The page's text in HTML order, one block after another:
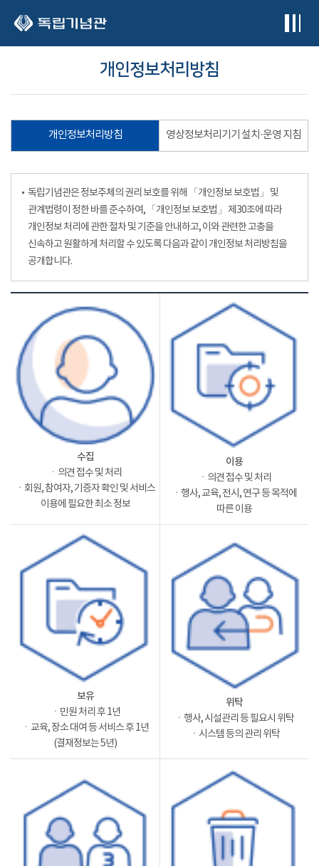
개인정보처리방침
개인정보처리방침 영상정보처리기기 설치·운영 지침
독립기념관은 정보주체의 권리 보호를 위해 「개인정보 보호법」 및
관계법령이 정한 바를 준수하여, 「개인정보 보호법」 제30조에 따라
개인정보 처리에 관한 절차 및 기준을 안내하고, 이와 관련한 고충을
신속하고 원활하게 처리할 수 있도록 다음과 같이 개인정보 처리방침을
공개합니다.
수집
ㆍ의견 접수 및 처리
ㆍ회원, 참여자, 기증자 확인 및 서비스
이용에 필요한 최소 정보
이용
ㆍ의견 접수 및 처리
ㆍ행사, 교육, 전시, 연구 등 목적에
따른 이용
보유
ㆍ민원 처리 후 1년
ㆍ교육, 장소 대여 등 서비스 후 1년
(결재정보는 5년)
위탁
ㆍ행사, 시설관리 등 필요시 위탁
ㆍ시스템 등의 관리 위탁